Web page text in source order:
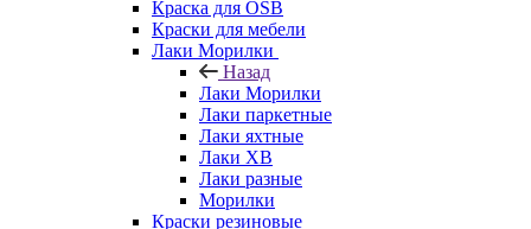
Краска для OSB
Краски для мебели
Лаки Морилки
Назад
Лаки Морилки
Лаки паркетные
Лаки яхтные
Лаки ХВ
Лаки разные
Морилки
Краски резиновые